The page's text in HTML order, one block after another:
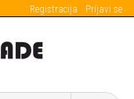
Registracija Prijavi se